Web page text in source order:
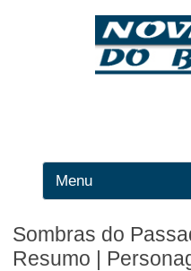
Sombras do
Resumo |